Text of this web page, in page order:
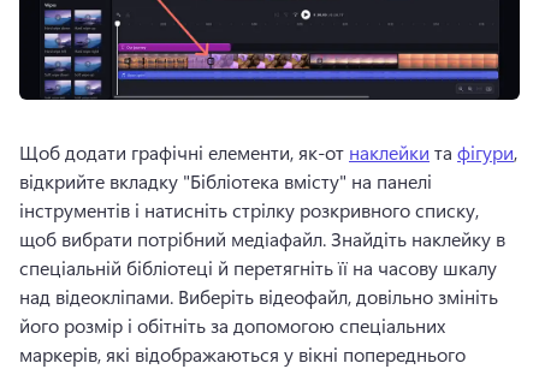
Щоб додати графічні елементи, як-от наклейки та фігури,
відкрийте вкладку "Бібліотека вмісту" на панелі
інструментів і натисніть стрілку розкривного списку,
щоб вибрати потрібний медіафайл. Знайдіть наклейку в
спеціальній бібліотеці й перетягніть її на часову шкалу
над відеокліпами. Виберіть відеофайл, довільно змініть
його розмір і обітніть за допомогою спеціальних
маркерів, які відображаються у вікні попереднього